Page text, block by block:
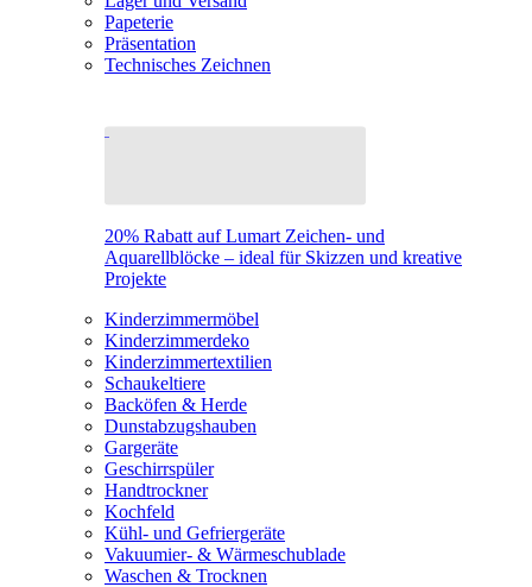
Papeterie
Präsentation
Technisches Zeichnen
20% Rabatt auf Lumart Zeichen- und
Aquarellblöcke – ideal für Skizzen und kreative
Projekte
Kinderzimmermöbel
Kinderzimmerdeko
Kinderzimmertextilien
Schaukeltiere
Backöfen & Herde
Dunstabzugshauben
Gargeräte
Geschirrspüler
Handtrockner
Kochfeld
Kühl- und Gefriergeräte
Vakuumier- & Wärmeschublade
Waschen & Trocknen